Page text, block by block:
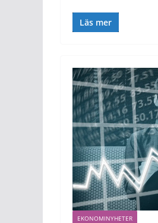
Läs mer
EKONOMINYHETER